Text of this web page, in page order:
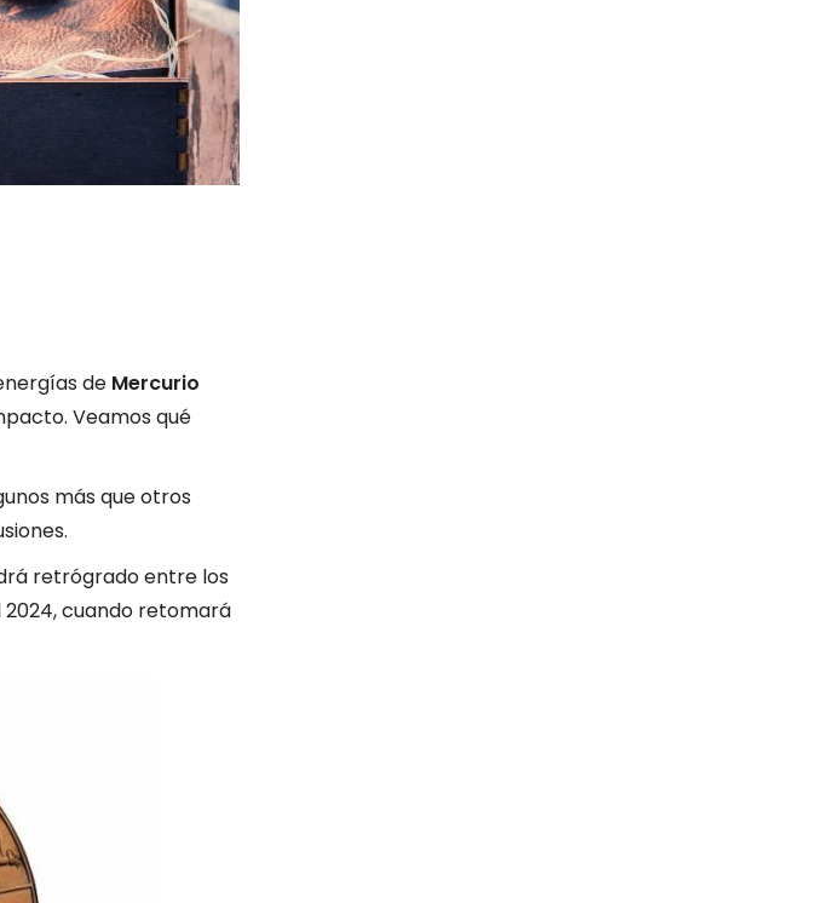
de Mercurio
Veamos qué
más que otros
retrógrado entre los
2024, cuando retomará